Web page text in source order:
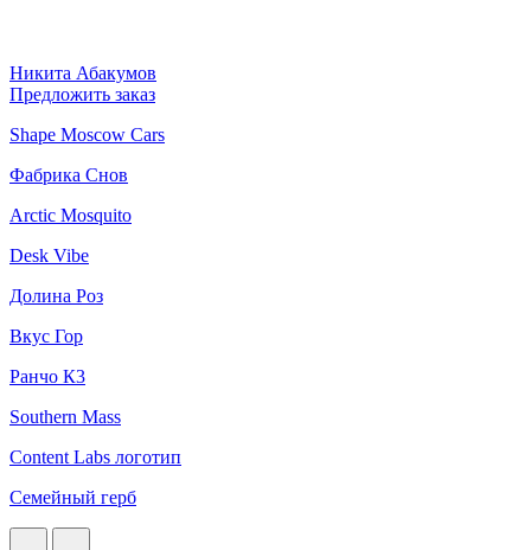
Никита Абакумов
Предложить заказ
Shape Moscow Cars
Фабрика Снов
Arctic Mosquito
Desk Vibe
Долина Роз
Вкус Гор
Ранчо К3
Southern Mass
Content Labs логотип
Семейный герб